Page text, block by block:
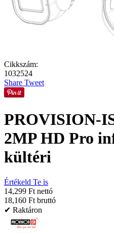
Cikkszám:
1032524
Share Tweet
PROVISION-
2MP HD Pro
kültéri
Értékeld Te is
14,299 Ft nettó
18,160 Ft bruttó
✔ Raktáron